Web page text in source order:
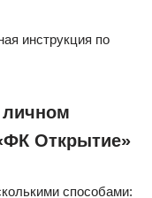
личном
Открытие»
способами: